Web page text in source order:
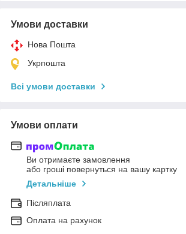
Умови доставки
Нова Пошта
Укрпошта
Всі умови доставки
Умови оплати
Ви отримаєте замовлення
або гроші повернуться на вашу картку
Детальніше
Післяплата
Оплата на рахунок